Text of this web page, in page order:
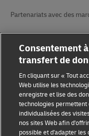
Partenariats avec des
Sensibilisation à la fraude
Mention légale
Conditions d’utilisation
Consentement
transfert de
En cliquant sur « Tout
Web utilise les
enregistre et lise des
technologies
individualisées des
nos sites Web afin
possible et d'adapter les